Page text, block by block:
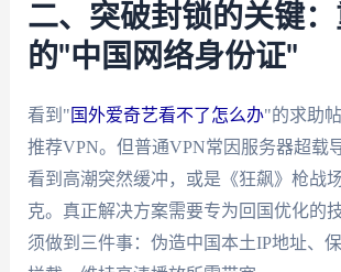
二、突破封锁的关键
的"中国网络身份证"
看到" 国外爱奇艺看不了怎么办"的求助
推荐VPN。但普通VPN常因服务器超载
看到高潮突然缓冲，或是《狂飙》枪战
克。真正解决方案需要专为回国优化的
须做到三件事：伪造中国本土IP地址、